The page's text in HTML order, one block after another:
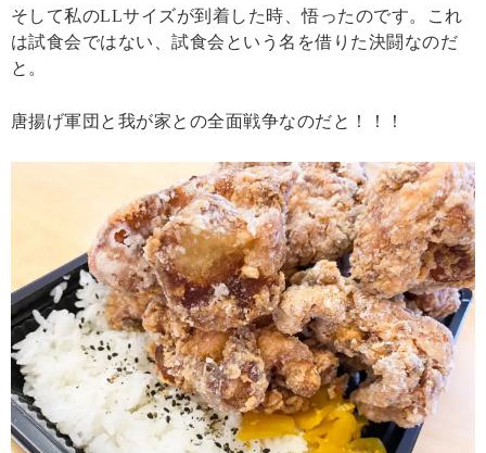
そして私のLLサイズが到着した時、悟ったのです。これ
は試食会ではない、試食会という名を借りた決闘なのだ
と。
唐揚げ軍団と我が家との全面戦争なのだと！！！